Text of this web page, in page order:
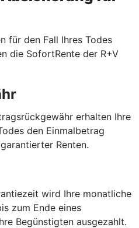
für den Fall Ihres Todes
die SofortRente der R+V
erhalten Ihre
den Einmalbetrag
Renten.
wird Ihre monatliche
zum Ende eines
Begünstigten ausgezahlt.